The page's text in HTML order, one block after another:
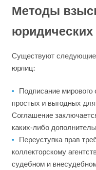
Методы
Существуют следующие
юрлиц:
Подписание
простых и выгодных
Соглашение
каких-либо
Переуступка прав
коллекторскому
судебном и